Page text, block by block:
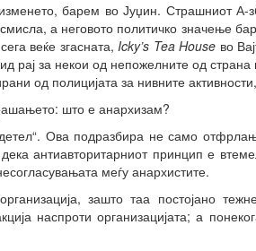
барем во Јуџин. Страшниот А-
а неговото политичко значење
веќе згасната,Icky’s Tea House во
рај за некои од непожелните од
од полицијата за нивните
што е анархизам?
Ова подразбира не само
антиавторитарниот принцип е
меѓу анархистите.
зашто таа постојано
наспроти организацијата; а